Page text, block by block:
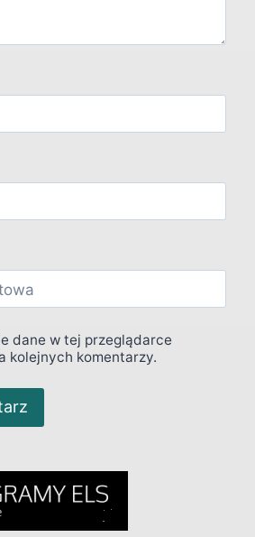
dane w tej przeglądarce
kolejnych komentarzy.